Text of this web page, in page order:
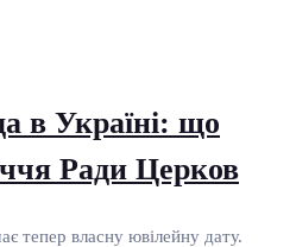
в Україні: що
Ради Церков
тепер власну ювілейну дату.